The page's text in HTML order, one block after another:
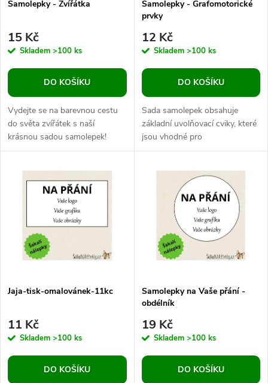
p
r
o
d
u
p
r
o
d
u
Samolepky - Zvířátka
15 Kč
Skladem >100 ks
DO KOŠÍKU
Vydejte se na barevnou cestu
do světa zvířátek s naší
krásnou sadou samolepek!
Každá samolepka je ručně
Samolepky - Grafomotorické
prvky
12 Kč
Skladem >100 ks
DO KOŠÍKU
Sada samolepek obsahuje
základní uvolňovací cviky, které
jsou vhodné pro
grafomotorické cvičení u dětí
Jaja-tisk-omalovánek-11kc
11 Kč
Skladem >100 ks
DO KOŠÍKU
Samolepky na Vaše přání -
obdélník
19 Kč
Skladem >100 ks
DO KOŠÍKU